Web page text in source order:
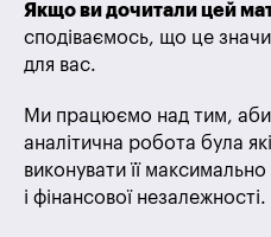
Якщо ви дочитали цей
сподіваємось, що це
для вас.
Ми працюємо над тим, аби
аналітична робота була
виконувати її
і фінансової незалежності.